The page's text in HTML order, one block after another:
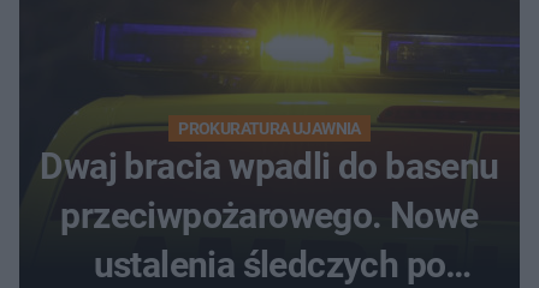
PROKURATURA UJAWNIA
Dwaj bracia wpadli do basenu
przeciwpożarowego. Nowe
ustalenia śledczych po